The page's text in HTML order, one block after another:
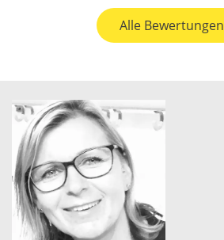
Alle Bewertungen